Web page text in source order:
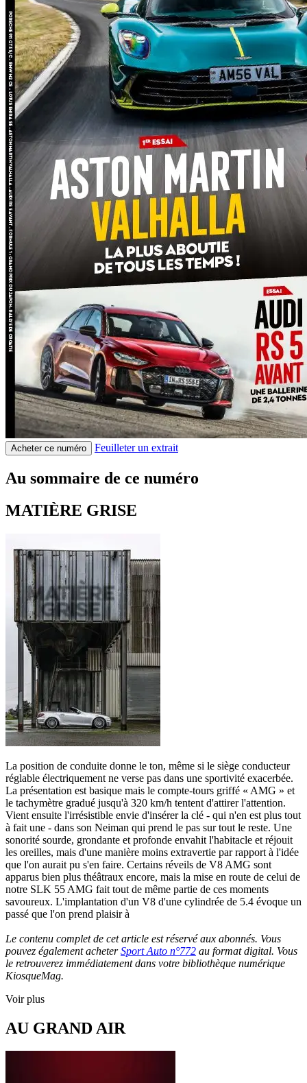
Acheter ce numéro Feuilleter un extrait
Au sommaire de ce numéro
MATIÈRE GRISE
La position de conduite donne le ton, même si le siège conducteur
réglable électriquement ne verse pas dans une sportivité exacerbée.
La présentation est basique mais le compte-tours griffé « AMG » et
le tachymètre gradué jusqu'à 320 km/h tentent d'attirer l'attention.
Vient ensuite l'irrésistible envie d'insérer la clé - qui n'en est plus tout
à fait une - dans son Neiman qui prend le pas sur tout le reste. Une
sonorité sourde, grondante et profonde envahit l'habitacle et réjouit
les oreilles, mais d'une manière moins extravertie par rapport à l'idée
que l'on aurait pu s'en faire. Certains réveils de V8 AMG sont
apparus bien plus théâtraux encore, mais la mise en route de celui de
notre SLK 55 AMG fait tout de même partie de ces moments
savoureux. L'implantation d'un V8 d'une cylindrée de 5.4 évoque un
passé que l'on prend plaisir à
Le contenu complet de cet article est réservé aux abonnés. Vous
pouvez également acheterSport Auto n°772 au format digital. Vous
le retrouverez immédiatement dans votre bibliothèque numérique
KiosqueMag.
Voir plus
AU GRAND AIR